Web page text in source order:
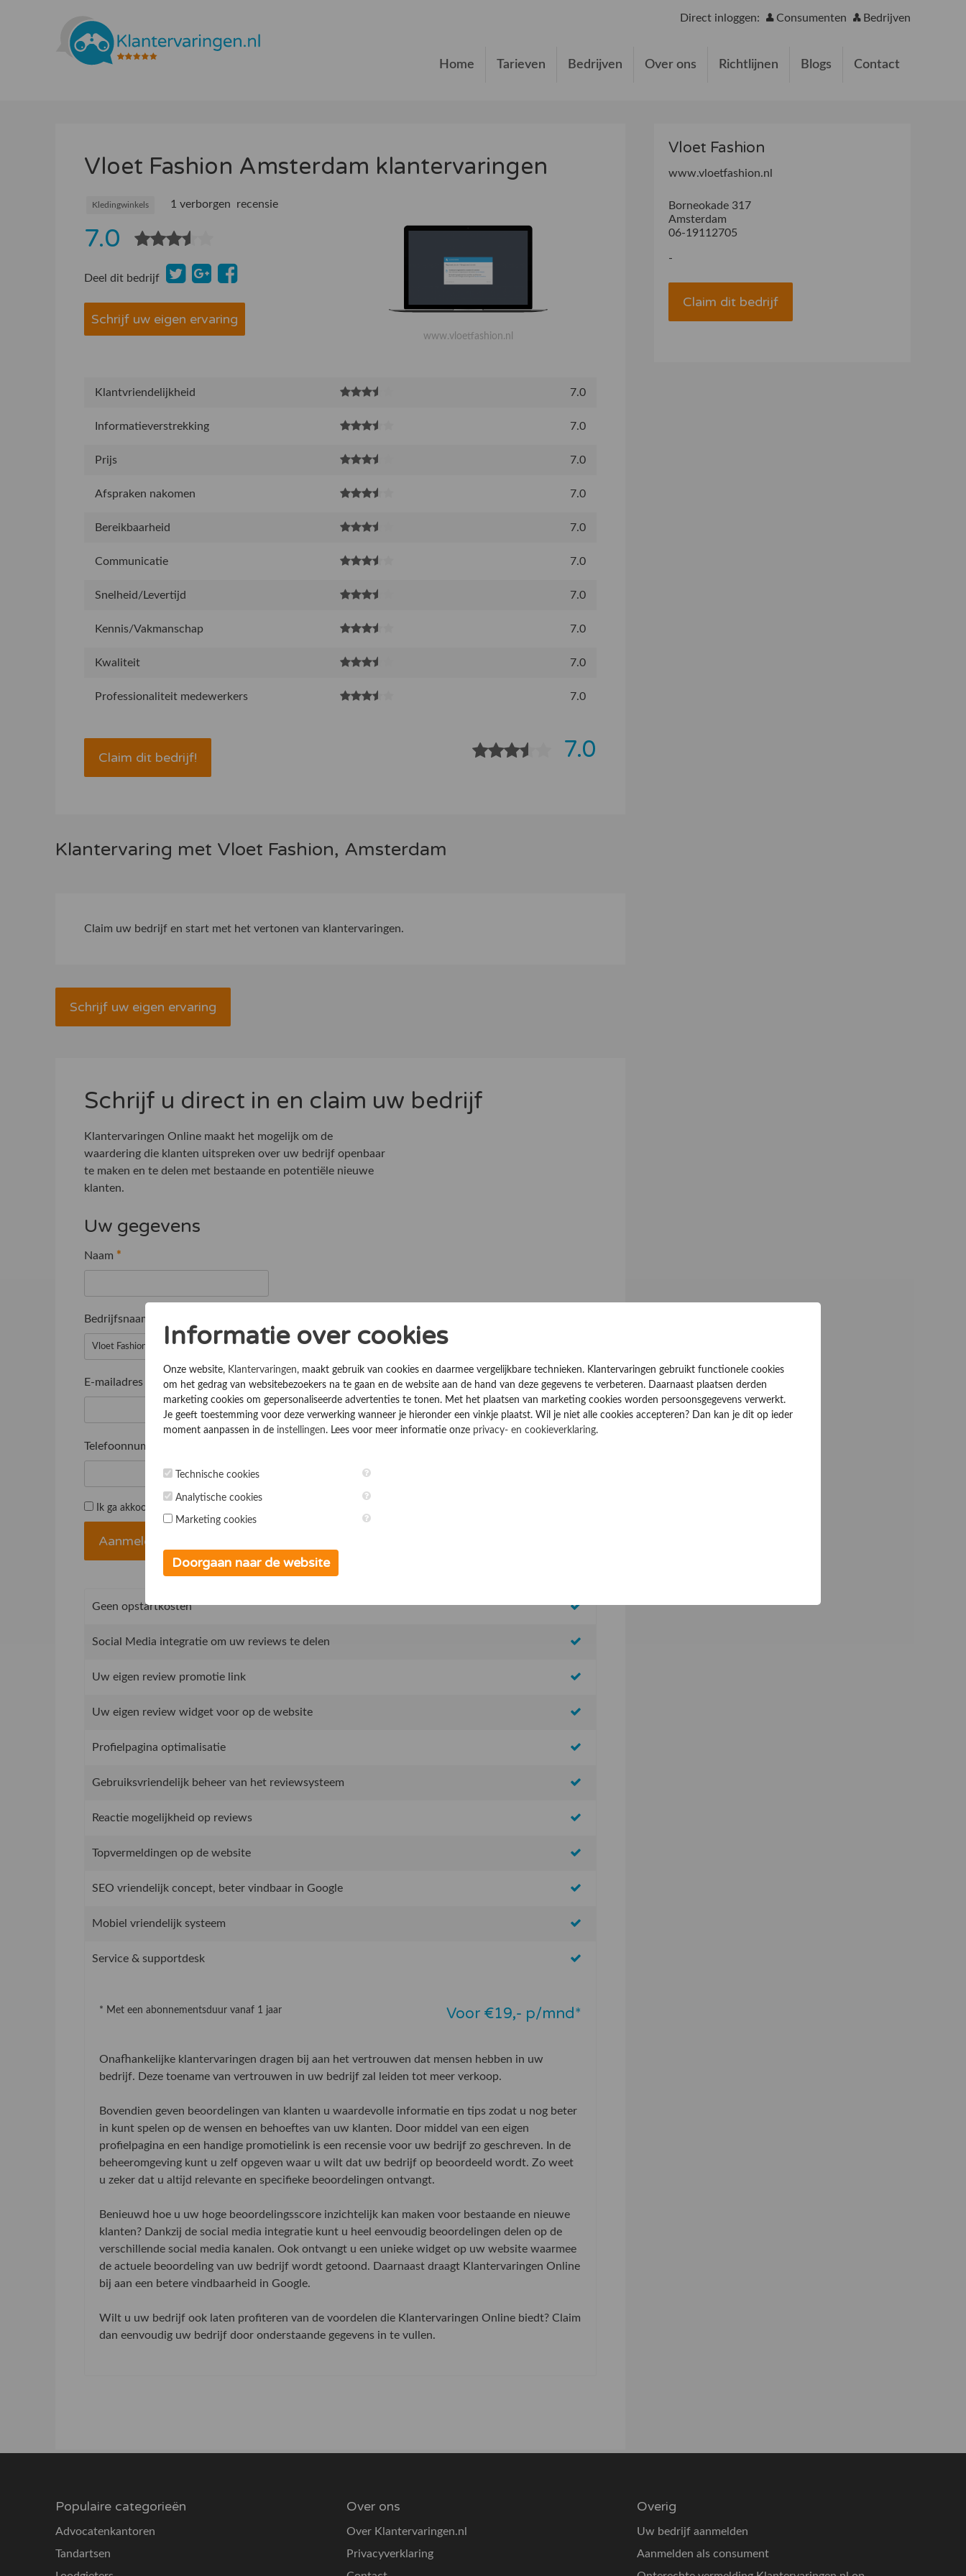
Direct inloggen: Consumenten Bedrijven
Home Tarieven Bedrijven Over ons Richtlijnen Blogs Contact
Vloet Fashion Amsterdam klantervaringen
Kledingwinkels 1 verborgen recensie
7.0
Deel dit bedrijf
Schrijf uw eigen ervaring
www.vloetfashion.nl
Klantvriendelijkheid 7.0
Informatieverstrekking 7.0
Prijs 7.0
Afspraken nakomen 7.0
Bereikbaarheid 7.0
Communicatie 7.0
Snelheid/Levertijd 7.0
Kennis/Vakmanschap 7.0
Kwaliteit 7.0
Professionaliteit medewerkers 7.0
Claim dit bedrijf! 7.0
Klantervaring met Vloet Fashion, Amsterdam
Claim uw bedrijf en start met het vertonen van klantervaringen.
Schrijf uw eigen ervaring
Vloet Fashion
www.vloetfashion.nl
Borneokade 317
Amsterdam
06-19112705
-
Claim dit bedrijf
Schrijf u direct in en claim uw bedrijf
Klantervaringen Online maakt het mogelijk om de
waardering die klanten uitspreken over uw bedrijf openbaar
te maken en te delen met bestaande en potentiële nieuwe
klanten.
Uw gegevens
Naam *
Bedrijfsnaam
E-mailadres
Telefoonnummer
Ik ga akkoord met de
Geen opstartkosten
Social Media integratie om uw reviews te delen
Uw eigen review promotie link
Uw eigen review widget voor op de website
Profielpagina optimalisatie
Gebruiksvriendelijk beheer van het reviewsysteem
Reactie mogelijkheid op reviews
Topvermeldingen op de website
SEO vriendelijk concept, beter vindbaar in Google
Mobiel vriendelijk systeem
Service & supportdesk
* Met een abonnementsduur vanaf 1 jaar Voor €19,- p/mnd*
Onafhankelijke klantervaringen dragen bij aan het vertrouwen dat mensen hebben in uw
bedrijf. Deze toename van vertrouwen in uw bedrijf zal leiden tot meer verkoop.
Bovendien geven beoordelingen van klanten u waardevolle informatie en tips zodat u nog beter
in kunt spelen op de wensen en behoeftes van uw klanten. Door middel van een eigen
profielpagina en een handige promotielink is een recensie voor uw bedrijf zo geschreven. In de
beheeromgeving kunt u zelf opgeven waar u wilt dat uw bedrijf op beoordeeld wordt. Zo weet
u zeker dat u altijd relevante en specifieke beoordelingen ontvangt.
Benieuwd hoe u uw hoge beoordelingsscore inzichtelijk kan maken voor bestaande en nieuwe
klanten? Dankzij de social media integratie kunt u heel eenvoudig beoordelingen delen op de
verschillende social media kanalen. Ook ontvangt u een unieke widget op uw website waarmee
de actuele beoordeling van uw bedrijf wordt getoond. Daarnaast draagt Klantervaringen Online
bij aan een betere vindbaarheid in Google.
Wilt u uw bedrijf ook laten profiteren van de voordelen die Klantervaringen Online biedt? Claim
dan eenvoudig uw bedrijf door onderstaande gegevens in te vullen.
Populaire categorieën
Advocatenkantoren
Tandartsen
Over ons
Over Klantervaringen.nl
Privacyverklaring
Overig
Uw bedrijf aanmelden
Aanmelden als consument
Informatie over cookies
Onze website, Klantervaringen, maakt gebruik van cookies en daarmee vergelijkbare technieken. Klantervaringen gebruikt functionele cookies
om het gedrag van websitebezoekers na te gaan en de website aan de hand van deze gegevens te verbeteren. Daarnaast plaatsen derden
marketing cookies om gepersonaliseerde advertenties te tonen. Met het plaatsen van marketing cookies worden persoonsgegevens verwerkt.
Je geeft toestemming voor deze verwerking wanneer je hieronder een vinkje plaatst. Wil je niet alle cookies accepteren? Dan kan je dit op ieder
moment aanpassen in de instellingen. Lees voor meer informatie onze privacy- en cookieverklaring.
Technische cookies
Analytische cookies
Marketing cookies
Doorgaan naar de website